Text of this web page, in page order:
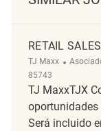
RETAIL
TJ Maxx
85743
TJ MaxxTJX
oportunidades
Será incluido